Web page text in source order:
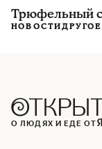
Трюфельный
НОВОСТИДРУГОЕ
О ЛЮДЯХ И ЕДЕ ОТ